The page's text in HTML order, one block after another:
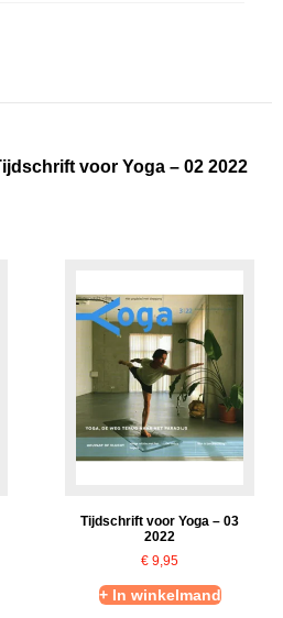
voor Yoga – 02 2022
Tijdschrift voor Yoga – 03
2022
€ 9,95
+ In winkelmand